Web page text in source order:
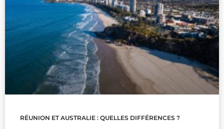
RÉUNION ET AUSTRALIE : QUELLES DIFFÉRENCES ?